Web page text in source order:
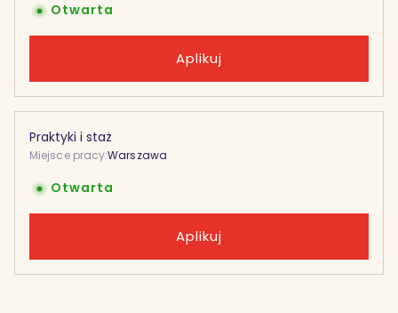
Otwarta
Aplikuj
Praktyki i staż
Miejsce pracy:Warszawa
Otwarta
Aplikuj